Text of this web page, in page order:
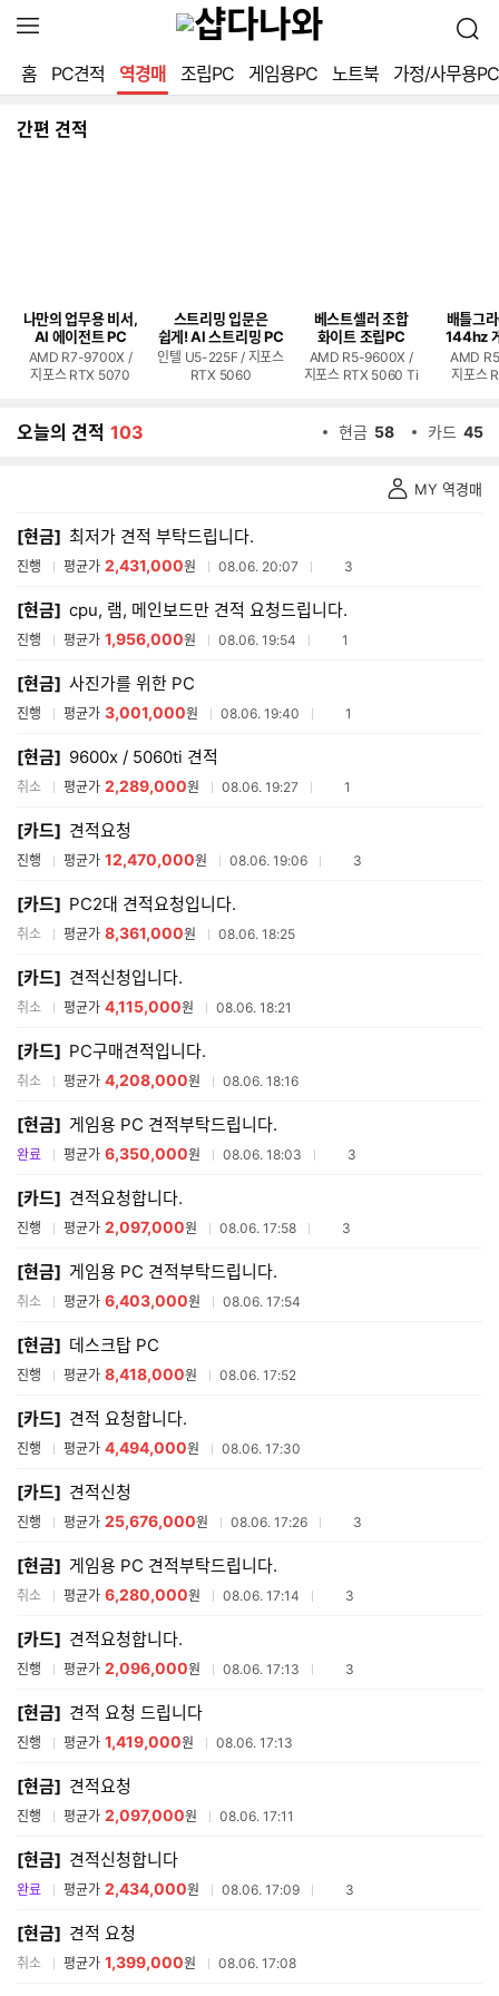
역
열
기
검
색
홈
PC견적 역경매 조립PC 게임용PC 노트북 가정/사무용PC
간편 견적
나만의 업무용 비서,
AI 에이전트 PC
AMD R7-9700X /
지포스 RTX 5070
스트리밍 입문은
쉽게! AI 스트리밍 PC
인텔 U5-225F / 지포스
RTX 5060
베스트셀러 조합
화이트 조립PC
AMD R5-9600X /
지포스 RTX 5060 Ti
배틀그
144hz
AMD
지포스
오늘의 견적 103 현금 58 카드 45
견
적
스
트
MY 역경매
[현금] 최저가 견적 부탁드립니다.
진행 평균가 2,431,000원 08.06. 20:07 참여업체수
3
[현금] cpu, 램, 메인보드만 견적 요청드립니다.
진행 평균가 1,956,000원 08.06. 19:54 참여업체수
1
[현금] 사진가를 위한 PC
진행 평균가 3,001,000원 08.06. 19:40 참여업체수
1
[현금] 9600x / 5060ti 견적
취소 평균가 2,289,000원 08.06. 19:27 참여업체수
1
[카드] 견적요청
진행 평균가 12,470,000원 08.06. 19:06 참여업체수
3
[카드] PC2대 견적요청입니다.
취소 평균가 8,361,000원 08.06. 18:25
[카드] 견적신청입니다.
취소 평균가 4,115,000원 08.06. 18:21
[카드] PC구매견적입니다.
취소 평균가 4,208,000원 08.06. 18:16
[현금] 게임용 PC 견적부탁드립니다.
완료 평균가 6,350,000원 08.06. 18:03 참여업체수
3
[카드] 견적요청합니다.
진행 평균가 2,097,000원 08.06. 17:58 참여업체수
3
[현금] 게임용 PC 견적부탁드립니다.
취소 평균가 6,403,000원 08.06. 17:54
[현금] 데스크탑 PC
진행 평균가 8,418,000원 08.06. 17:52
[카드] 견적 요청합니다.
진행 평균가 4,494,000원 08.06. 17:30
[카드] 견적신청
진행 평균가 25,676,000원 08.06. 17:26 참여업체수
3
[현금] 게임용 PC 견적부탁드립니다.
취소 평균가 6,280,000원 08.06. 17:14 참여업체수
3
[카드] 견적요청합니다.
진행 평균가 2,096,000원 08.06. 17:13 참여업체수
3
[현금] 견적 요청 드립니다
진행 평균가 1,419,000원 08.06. 17:13
[현금] 견적요청
진행 평균가 2,097,000원 08.06. 17:11
[현금] 견적신청합니다
완료 평균가 2,434,000원 08.06. 17:09 참여업체수
3
[현금] 견적 요청
취소 평균가 1,399,000원 08.06. 17:08